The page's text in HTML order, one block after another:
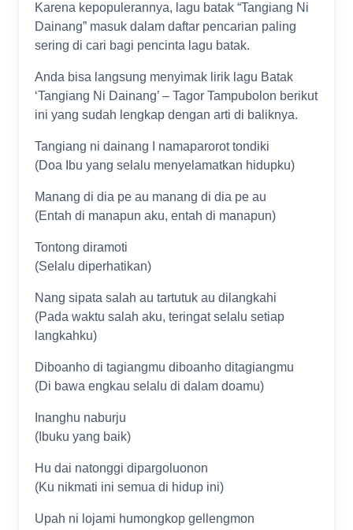
Karena kepopulerannya, lagu batak “Tangiang Ni
Dainang” masuk dalam daftar pencarian paling
sering di cari bagi pencinta lagu batak.
Anda bisa langsung menyimak lirik lagu Batak
‘Tangiang Ni Dainang’ – Tagor Tampubolon berikut
ini yang sudah lengkap dengan arti di baliknya.
Tangiang ni dainang I namaparorot tondiki
(Doa Ibu yang selalu menyelamatkan hidupku)
Manang di dia pe au manang di dia pe au
(Entah di manapun aku, entah di manapun)
Tontong diramoti
(Selalu diperhatikan)
Nang sipata salah au tartutuk au dilangkahi
(Pada waktu salah aku, teringat selalu setiap
langkahku)
Diboanho di tagiangmu diboanho ditagiangmu
(Di bawa engkau selalu di dalam doamu)
Inanghu naburju
(Ibuku yang baik)
Hu dai natonggi dipargoluonon
(Ku nikmati ini semua di hidup ini)
Upah ni lojami humongkop gellengmon